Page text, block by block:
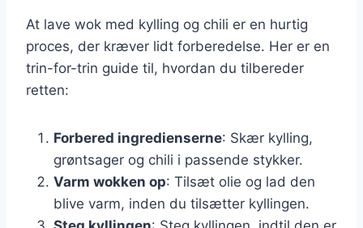
At lave wok med kylling og chili er en hurtig
proces, der kræver lidt forberedelse. Her er en
trin-for-trin guide til, hvordan du tilbereder
retten:
Forbered ingredienserne: Skær kylling,
grøntsager og chili i passende stykker.
Varm wokken op: Tilsæt olie og lad den
blive varm, inden du tilsætter kyllingen.